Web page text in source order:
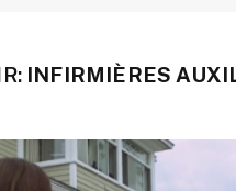
INFIRMIÈRES